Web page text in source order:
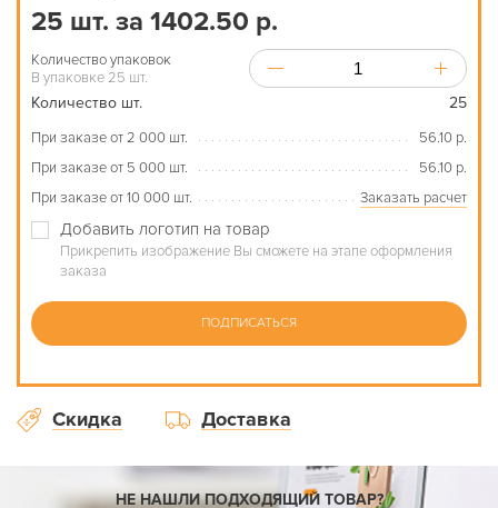
25 шт. за 1402.50 р.
Количество упаковок
В упаковке 25 шт.
Количество шт. 25
При заказе от 2 000 шт.
56.10 р.
При заказе от 5 000 шт.
56.10 р.
При заказе от 10 000 шт.
Заказать расчет
Добавить логотип на товар
Прикрепить изображение Вы сможете на этапе оформления
заказа
ПОДПИСАТЬСЯ
Скидка Доставка
НЕ НАШЛИ ПОДХОДЯЩИЙ ТОВАР?